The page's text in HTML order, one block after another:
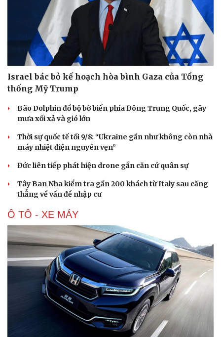
Săn Tour
check-in
Podcast
Câu chuyện thời sự
Đọc truyện đêm khuya
Cửa sổ tình yêu
Kể chuyện cho bé
Hạt giống tâm hồn
Israel bác bỏ kế hoạch hòa bình Gaza của Tổng
thống Mỹ Trump
Bão Dolphin đổ bộ bờ biển phía Đông Trung Quốc, gây
mưa xối xả và gió lớn
Thời sự quốc tế tối 9/8: “Ukraine gần như không còn nhà
máy nhiệt điện nguyên vẹn”
Đức liên tiếp phát hiện drone gần căn cứ quân sự
Tây Ban Nha kiểm tra gần 200 khách từ Italy sau căng
thẳng về vấn đề nhập cư
Ô TÔ - XE MÁY